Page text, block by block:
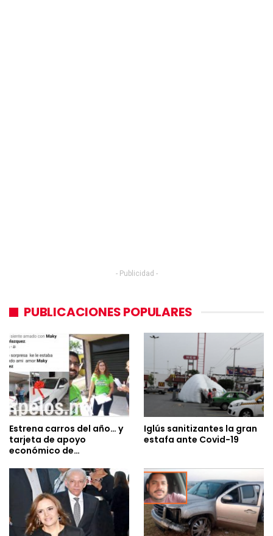
- Publicidad -
PUBLICACIONES POPULARES
Estrena carros del año… y
tarjeta de apoyo
económico de…
Iglús sanitizantes la gran
estafa ante Covid-19